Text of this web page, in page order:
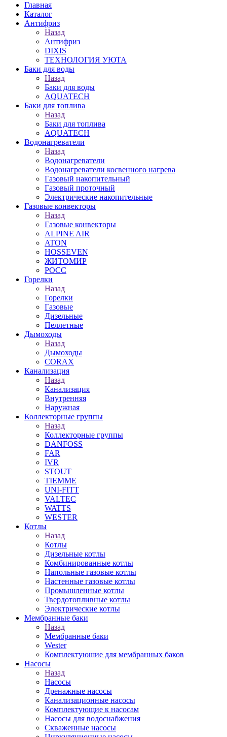
Главная
Каталог
Антифриз
Назад
Антифриз
DIXIS
ТЕХНОЛОГИЯ УЮТА
Баки для воды
Назад
Баки для воды
AQUATECH
Баки для топлива
Назад
Баки для топлива
AQUATECH
Водонагреватели
Назад
Водонагреватели
Водонагреватели косвенного нагрева
Газовый накопительный
Газовый проточный
Электрические накопительные
Газовые конвекторы
Назад
Газовые конвекторы
ALPINE AIR
ATON
HOSSEVEN
ЖИТОМИР
РОСС
Горелки
Назад
Горелки
Газовые
Дизельные
Пеллетные
Дымоходы
Назад
Дымоходы
CORAX
Канализация
Назад
Канализация
Внутренняя
Наружная
Коллекторные группы
Назад
Коллекторные группы
DANFOSS
FAR
IVR
STOUT
TIEMME
UNI-FITT
VALTEC
WATTS
WESTER
Котлы
Назад
Котлы
Дизельные котлы
Комбинированные котлы
Напольные газовые котлы
Настенные газовые котлы
Промышленные котлы
Твердотопливные котлы
Электрические котлы
Мембранные баки
Назад
Мембранные баки
Wester
Комплектуюшие для мембранных баков
Насосы
Назад
Насосы
Дренажные насосы
Канализационные насосы
Комплектующие к насосам
Насосы для водоснабжения
Скваженные насосы